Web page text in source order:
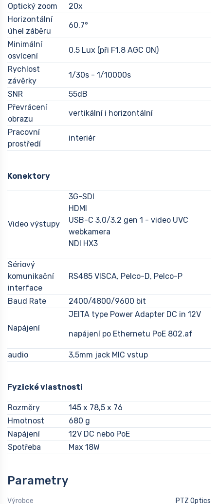
Optický zoom
20x
Horizontální
úhel záběru
60.7°
Minimální
osvícení
0,5 Lux (při F1.8 AGC ON)
Rychlost
závěrky
1/30s - 1/10000s
SNR
55dB
Převrácení
obrazu
vertikální i horizontální
Pracovní
prostředí
interiér
Konektory
Video výstupy
3G-SDI
HDMI
USB-C 3.0/3.2 gen 1 - video UVC
webkamera
NDI HX3
Sériový
komunikační
interface
RS485 VISCA, Pelco-D, Pelco-P
Baud Rate 2400/4800/9600 bit
Napájení
JEITA type Power Adapter DC in 12V
napájení po Ethernetu PoE 802.af
audio 3,5mm jack MIC vstup
Fyzické vlastnosti
Rozměry
145 x 78,5 x 76
Hmotnost
680 g
Napájení
12V DC nebo PoE
Spotřeba
Max 18W
Parametry
Výrobce PTZ Optics